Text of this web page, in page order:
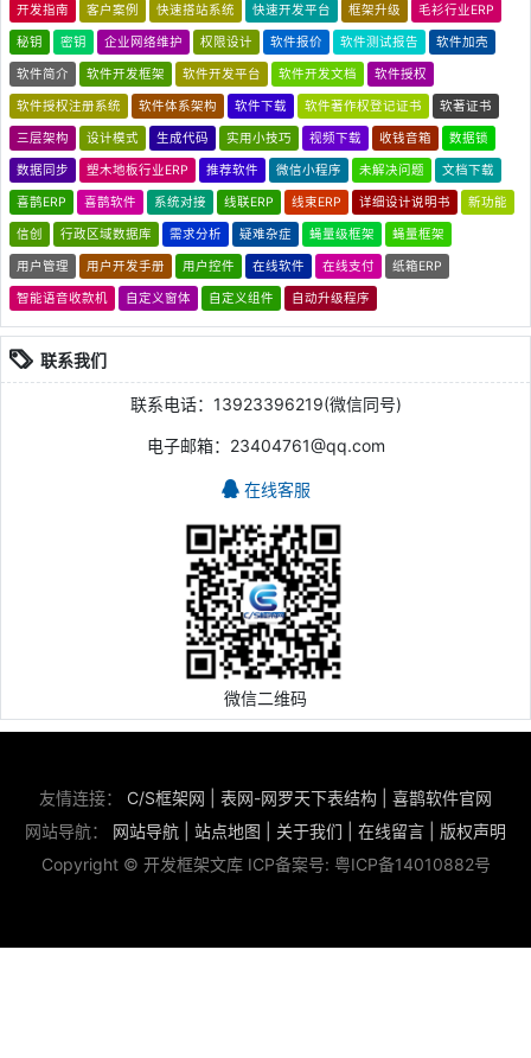
开发指南 客户案例 快速搭站系统 快速开发平台 框架升级 毛衫行业ERP
秘钥 密钥 企业网络维护 权限设计 软件报价 软件测试报告 软件加壳
软件简介 软件开发框架 软件开发平台 软件开发文档 软件授权
软件授权注册系统 软件体系架构 软件下载 软件著作权登记证书 软著证书
三层架构 设计模式 生成代码 实用小技巧 视频下载 收钱音箱 数据锁
数据同步 塑木地板行业ERP 推荐软件 微信小程序 未解决问题 文档下载
喜鹊ERP 喜鹊软件 系统对接 线联ERP 线束ERP 详细设计说明书 新功能
信创 行政区域数据库 需求分析 疑难杂症 蝇量级框架 蝇量框架
用户管理 用户开发手册 用户控件 在线软件 在线支付 纸箱ERP
智能语音收款机 自定义窗体 自定义组件 自动升级程序
联系我们
联系电话：13923396219(微信同号)
电子邮箱：23404761@qq.com
在线客服
微信二维码
友情连接： C/S框架网 表网-网罗天下表结构
喜鹊软件官网
网站导航： 网站导航 站点地图 关于我们 在线留言
版权声明
Copyright © 开发框架文库 ICP备案号: 粤ICP备14010882号